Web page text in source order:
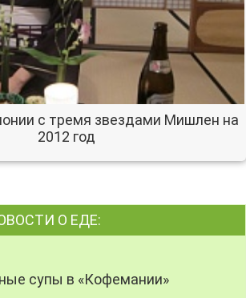
с тремя звездами Мишлен на
2012 год
О ЕДЕ:
супы в «Кофемании»